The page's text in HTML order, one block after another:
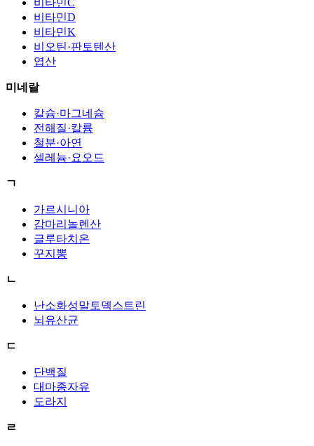
비타민D
비타민K
비오틴·판토텐산
엽산
미네랄
칼슘·마그네슘
전해질·칼륨
철분·아연
셀레늄·요오드
ㄱ
가르시니아
감마리놀렌산
글루타치온
꾸지뽕
ㄴ
난소화성말토덱스트린
뇌유산균
ㄷ
단백질
대마종자유
도라지
ㄹ